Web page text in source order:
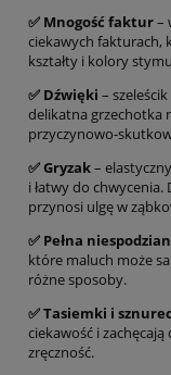
✅️ Mnogość faktur–
ciekawych fakturach,
kształty i kolory
✅️ Dźwięki –
delikatna grzechotka
przyczynowo-
✅️ Gryzak–
i łatwy do chwycenia.
przynosi ulgę w
✅️ Pełna
które maluch może
różne sposoby.
✅️ Tasiemki i
ciekawość i
zręczność.